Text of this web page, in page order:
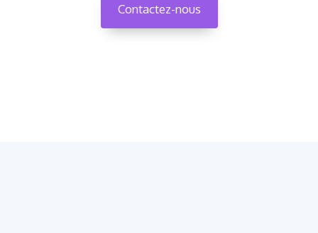
Contactez-nous